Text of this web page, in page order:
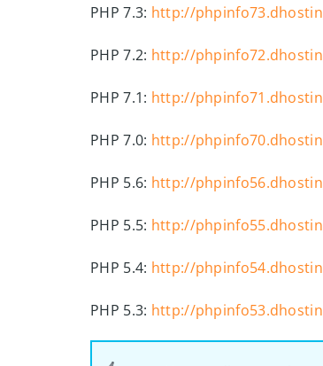
PHP 7.3: http://phpinfo73
PHP 7.2: http://
PHP 7.1: http://
PHP 7.0: http://
PHP 5.6: http://
PHP 5.5: http://
PHP 5.4: http://
PHP 5.3: http://